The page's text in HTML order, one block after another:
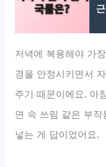
저녁에 복용해야 가
경을 안정시키면서
주기 때문이에요. 아
면 속 쓰림 같은 부
넣는 게 답이었어요.